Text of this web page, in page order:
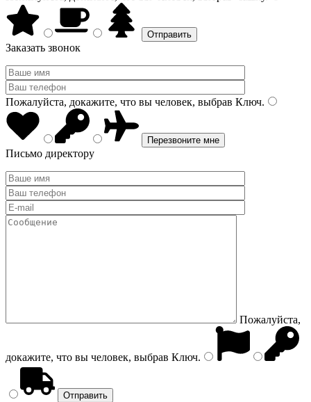
Заказать звонок
Пожалуйста, докажите, что вы человек, выбрав Ключ.
Письмо директору
Пожалуйста,
докажите, что вы человек, выбрав Ключ.